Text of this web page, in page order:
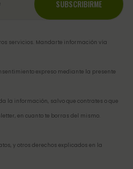
servicios. Mandarte información vía
expreso mediante la presente
la información, salvo que contrates o que
en cuanto te borras del mismo.
y otros derechos explicados en la